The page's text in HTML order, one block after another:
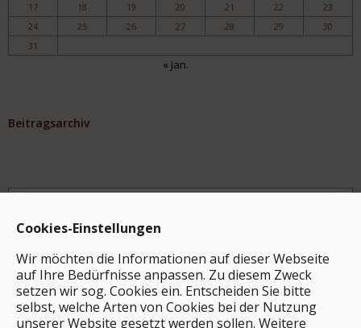
Cookies-Einstellungen
Wir möchten die Informationen auf dieser Webseite
auf Ihre Bedürfnisse anpassen. Zu diesem Zweck
setzen wir sog. Cookies ein. Entscheiden Sie bitte
selbst, welche Arten von Cookies bei der Nutzung
unserer Website gesetzt werden sollen. Weitere
17
18 19 20 21 22
23
24
25 26 27 28 29
30
31
« Jan.
Beitragsarchiv
Archiv